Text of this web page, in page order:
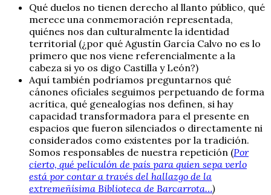
Qué duelos no tienen derecho al llanto público, qué
merece una conmemoración representada,
quiénes nos dan culturalmente la identidad
territorial (¿por qué Agustín García Calvo no es lo
primero que nos viene referencialmente a la
cabeza si yo os digo Castilla y León?)
Aquí también podríamos preguntarnos qué
cánones oficiales seguimos perpetuando de forma
acrítica, qué genealogías nos definen, si hay
capacidad transformadora para el presente en
espacios que fueron silenciados o directamente ni
considerados como existentes por la tradición.
Somos responsables de nuestra repetición (Por
cierto, qué peliculón de país para quien sepa verlo
está por contar a través del hallazgo de la
extremeñísima Biblioteca de Barcarrota…)